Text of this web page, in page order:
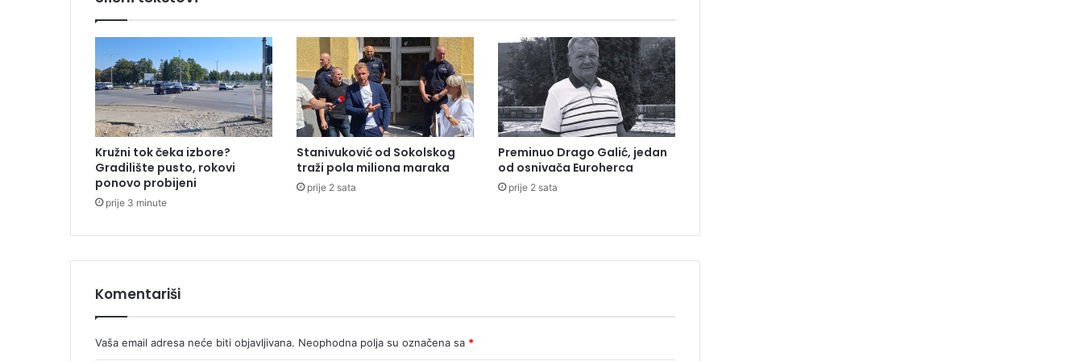
s
e
i
n
a
M
i
l
i
ć
a
T
i
a
š
t
z
a
r
v
s
t
v
n
e
Kružni tok čeka izbore?
Gradilište pusto, rokovi
ponovo probijeni
prije 3 minute
Stanivuković od Sokolskog
traži pola miliona maraka
prije 2 sata
Preminuo Drago Galić, jedan
od osnivača Euroherca
prije 2 sata
Komentariši
Vaša email adresa neće biti objavljivana. Neophodna polja su označena sa *